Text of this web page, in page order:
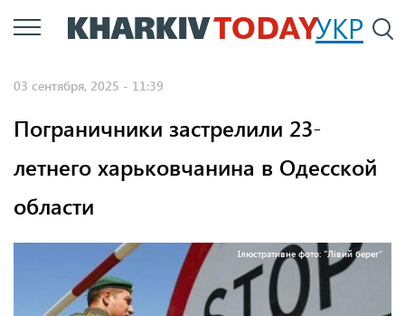
Перейти
к
УКР
03 сентября, 2025 - 11:39
Пограничники застрелили 23-
летнего харьковчанина в Одесской
области
Ілюстративне фото: "Лівий берег"